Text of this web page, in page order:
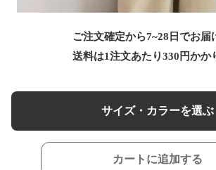
ご注文確定から7~28日でお届
送料は1注文あたり330 円かか
サイズ・カラーを選ぶ
カートに追加する